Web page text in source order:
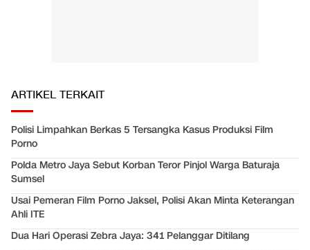
ARTIKEL TERKAIT
Polisi Limpahkan Berkas 5 Tersangka Kasus Produksi Film
Porno
Polda Metro Jaya Sebut Korban Teror Pinjol Warga Baturaja
Sumsel
Usai Pemeran Film Porno Jaksel, Polisi Akan Minta Keterangan
Ahli ITE
Dua Hari Operasi Zebra Jaya: 341 Pelanggar Ditilang